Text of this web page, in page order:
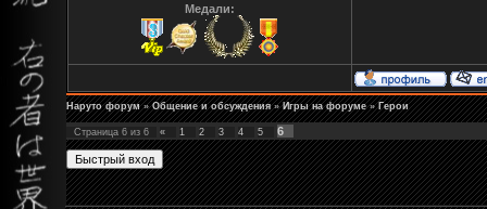
Медали:
Наруто форум » Общение и обсуждения » Игры на форуме » Герои
Страница 6 из 6 « 1 2 3 4 5 6